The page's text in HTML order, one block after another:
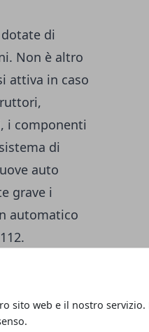
sito web e il nostro servizio.
di
Non è altro
attiva in caso
i componenti
di
auto
grave i
automatico
le norme
alle